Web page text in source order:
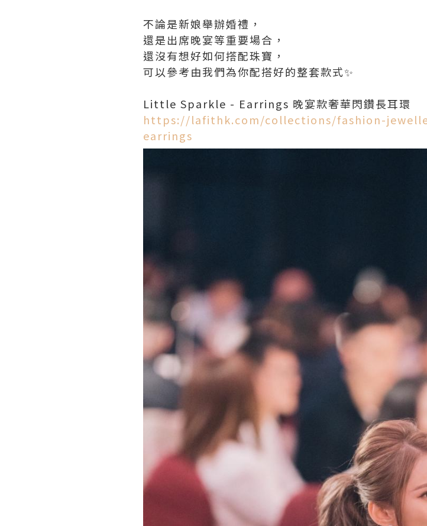
不論是新娘舉辦婚禮，
還是出席晚宴等重要場合，
還沒有想好如何撘配珠寶，
可以參考由我們為你配搭好的整套款式✨
Little Sparkle - Earrings 晚宴款奢華閃鑽長耳環
https://lafithk.com/collections/fashion-
earrings